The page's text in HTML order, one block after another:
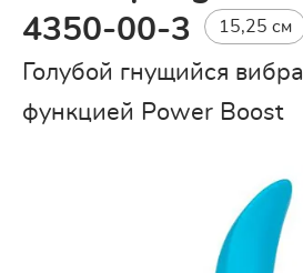
4350-00-3
15,25 см
Голубой гнущийся
функцией Power Boost